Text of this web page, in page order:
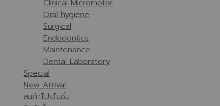
Clinical Micromotor
Oral hygiene
Surgical
Endodontics
Maintenance
Dental Laboratory
Special
New Arrival
สินค้าโปรโมชั่น